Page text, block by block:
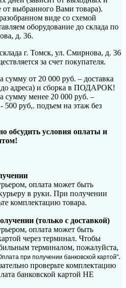
выбранного Вами товара).
виде со схемой
оборудование до склада по
д. 36.
г. Томск, ул. Смирнова, д. 36
за счет покупателя.
сумму от 20 000 руб. – доставка
до адреса) и сборка в ПОДАРОК!
сумму менее 20 000 руб. –
500 руб,. подъем на этаж без
обсудить условия оплаты и
оплата может быть
в руки. При получении
комплектацию товара.
(только с доставкой)
оплата может быть
через терминал. Чтобы
терминалом, пожалуйста,
при получении банковской картой".
проверьте комплектацию
банковской картой НЕ